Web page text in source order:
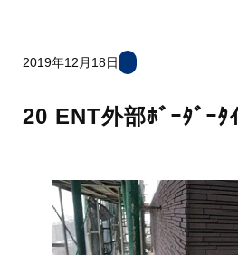
2019年12月18日
20 ENT外部ﾎﾞｰﾀﾞｰﾀ